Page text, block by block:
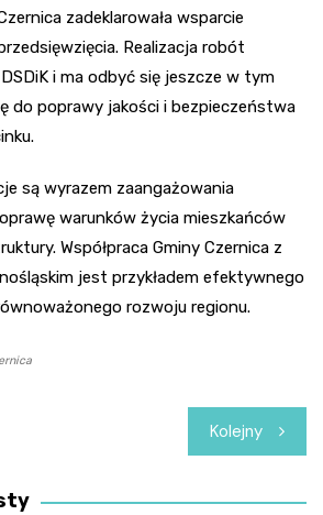
zadeklarowała wsparcie
Realizacja robót
i ma odbyć się jeszcze w tym
do poprawy jakości i bezpieczeństwa
są wyrazem zaangażowania
warunków życia mieszkańców
Współpraca Gminy Czernica z
jest przykładem efektywnego
rozwoju regionu.
Kolejny